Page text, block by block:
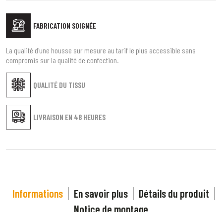
FABRICATION SOIGNÉE
QUALITÉ DU TISSU
LIVRAISON EN 48 HEURES
La qualité d'une housse sur mesure au tarif le plus accessible sans
compromis sur la qualité de confection.
Informations En savoir plus
Détails du produit
Notice de montage